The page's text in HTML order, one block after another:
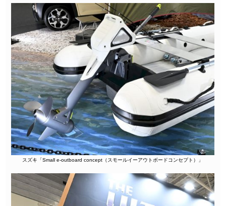
スズキ「Small e-outboard concept（スモールイーアウトボードコンセプト）」